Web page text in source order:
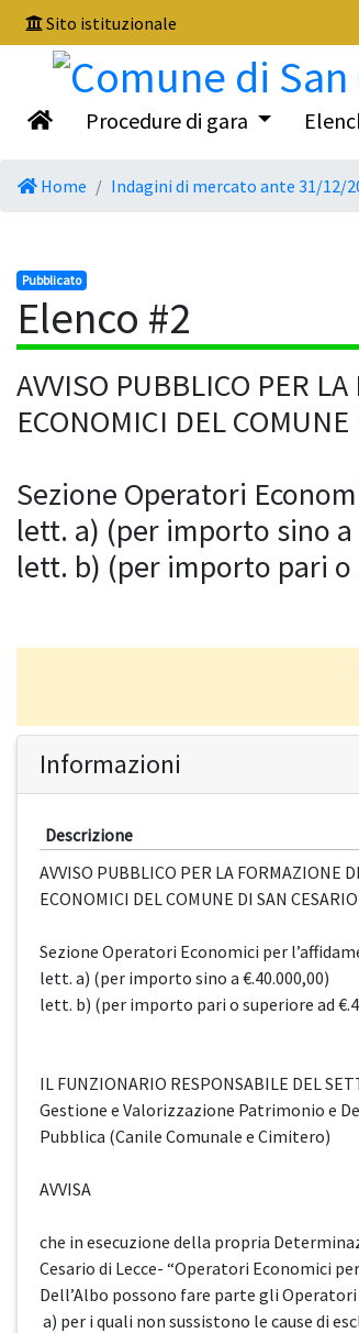
Sito istituzionale
Procedure di gara
Home Indagini di mercato ante 31/12/
Pubblicato
Elenco #2
AVVISO PUBBLICO PER
ECONOMICI DEL
Sezione Operatori
lett. a) (per importo sino a
lett. b) (per importo pari o
Informazioni
Descrizione
AVVISO PUBBLICO PER LA FORMAZIONE
ECONOMICI DEL COMUNE DI SAN
Sezione Operatori Economici per
lett. a) (per importo sino a €.40.000,00)
lett. b) (per importo pari o superiore ad
IL FUNZIONARIO RESPONSABILE DEL
Gestione e Valorizzazione Patrimonio e
Pubblica (Canile Comunale e Cimitero)
AVVISA
che in esecuzione della propria
Cesario di Lecce- “Operatori Economici
Dell’Albo possono fare parte gli
a) per i quali non sussistono le cause di